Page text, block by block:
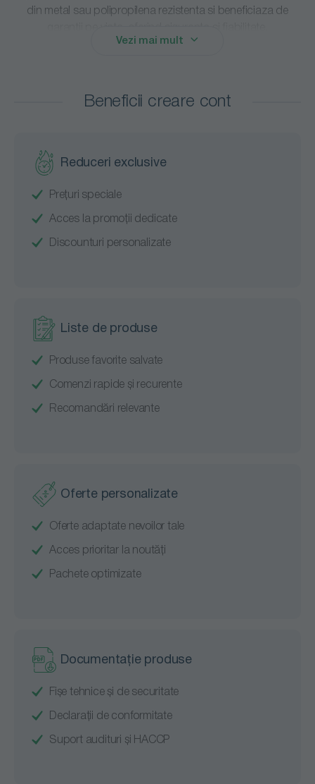
din metal sau polipropilena rezistenta si beneficiaza de
curatenia in spatii interioare sau exterioare.
Romsales sunt ideale pentru zone comerciale, industriale,
institutii publice sau spatii cu trafic intens, combinand
Vezi mai mult
Beneficii creare cont
Reduceri exclusive
Prețuri speciale
Acces la promoții dedicate
Discounturi personalizate
Liste de produse
Produse favorite salvate
Comenzi rapide și recurente
Recomandări relevante
Oferte personalizate
Oferte adaptate nevoilor tale
Acces prioritar la noutăți
Pachete optimizate
Documentație produse
Fișe tehnice și de securitate
Declarații de conformitate
Suport audituri și HACCP